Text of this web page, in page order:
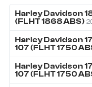
Harley Davidson
(FLHT 1868 ABS)
Harley Davidson
107 (FLHT 1750
Harley Davidson
107 (FLHT 1750